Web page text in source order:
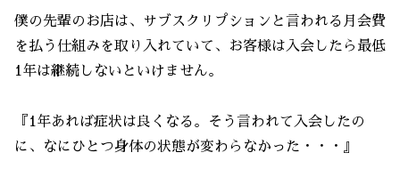
僕の先輩のお店は、サブスクリプションと言われる月会費
を払う仕組みを取り入れていて、お客様は入会したら最低
1年は継続しないといけません。
『1年あれば症状は良くなる。そう言われて入会したの
に、なにひとつ身体の状態が変わらなかった・・・』